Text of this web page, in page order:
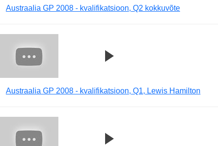
Austraalia GP 2008 - kvalifikatsioon, Q2 kokkuvõte
Austraalia GP 2008 - kvalifikatsioon, Q1, Lewis Hamilton